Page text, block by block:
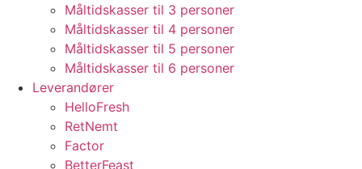
Måltidskasser til 3 personer
Måltidskasser til 4 personer
Måltidskasser til 5 personer
Måltidskasser til 6 personer
Leverandører
HelloFresh
RetNemt
Factor
BetterFeast